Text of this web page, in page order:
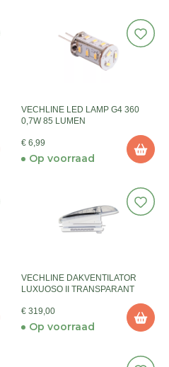
VECHLINE LED LAMP G4 360
0,7W 85 LUMEN
€ 6,99
Op voorraad
VECHLINE DAKVENTILATOR
LUXUOSO II TRANSPARANT
€ 319,00
Op voorraad